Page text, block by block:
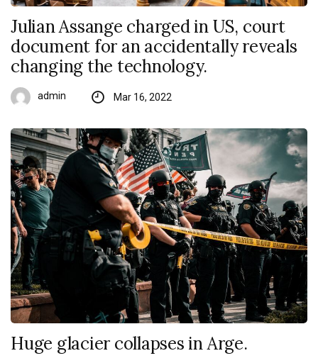
Julian Assange charged in US, court
document for an accidentally reveals
changing the technology.
admin Mar 16, 2022
Huge glacier collapses in Arge.